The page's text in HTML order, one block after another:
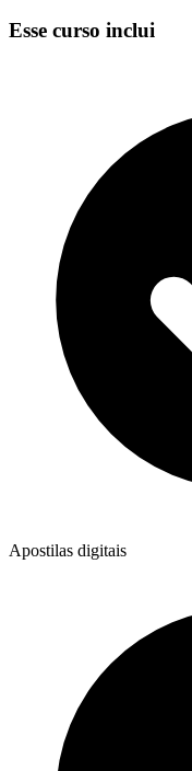
Esse curso inclui
Apostilas digitais